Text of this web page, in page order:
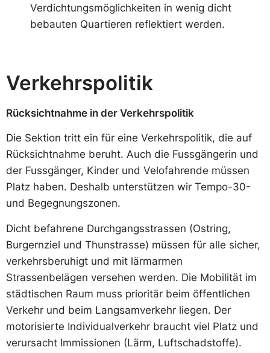
Verdichtungsmöglichkeiten in wenig dicht
bebauten Quartieren reflektiert werden.
Verkehrspolitik
Rücksichtnahme in der Verkehrspolitik
Die Sektion tritt ein für eine Verkehrspolitik, die auf
Rücksichtnahme beruht. Auch die Fussgängerin und
der Fussgänger, Kinder und Velofahrende müssen
Platz haben. Deshalb unterstützen wir Tempo-30-
und Begegnungszonen.
Dicht befahrene Durchgangsstrassen (Ostring,
Burgernziel und Thunstrasse) müssen für alle sicher,
verkehrsberuhigt und mit lärmarmen
Strassenbelägen versehen werden. Die Mobilität im
städtischen Raum muss prioritär beim öffentlichen
Verkehr und beim Langsamverkehr liegen. Der
motorisierte Individualverkehr braucht viel Platz und
verursacht Immissionen (Lärm, Luftschadstoffe).